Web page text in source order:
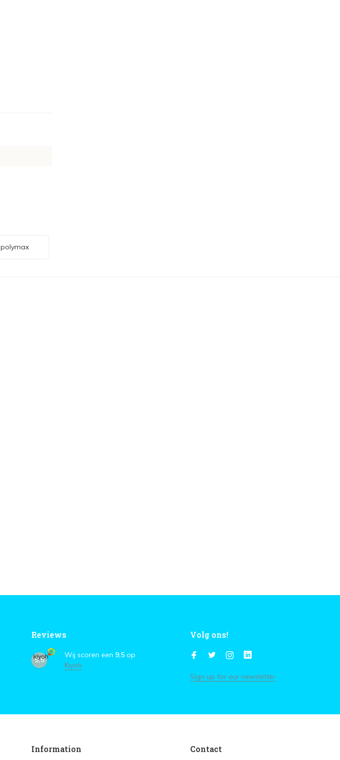
polymax
Reviews
9,5
Wij scoren een 9,5 op
Kiyoh
Volg ons!
Sign up for our newsletter
Information Contact